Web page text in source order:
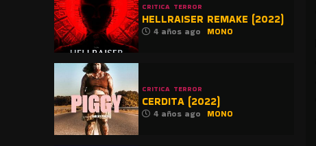
CRITICA TERROR
HELLRAISER REMAKE (2022)
4 años ago MONO
CRITICA TERROR
CERDITA (2022)
4 años ago MONO